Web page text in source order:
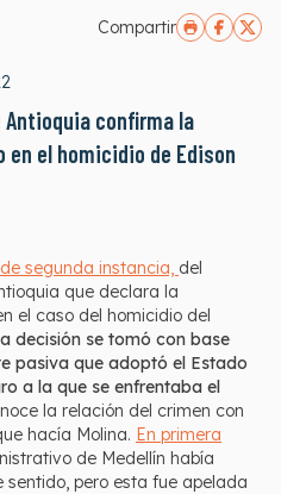
Compartir
confirma la
el homicidio de Edison
segunda instancia, del
que declara la
el caso del homicidio del
decisión se tomó con base
pasiva que adoptó el Estado
a la que se enfrentaba el
la relación del crimen con
hacía Molina. En primera
de Medellín había
pero esta fue apelada